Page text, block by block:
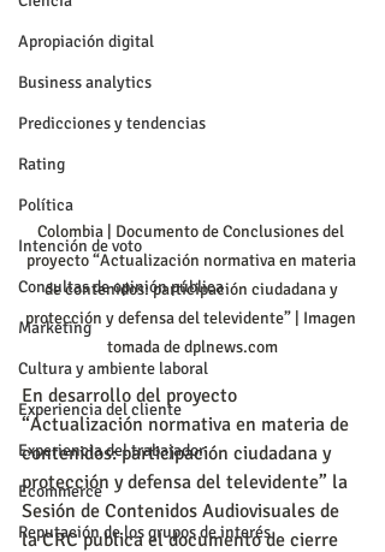
Apropiación digital
Business analytics
Predicciones y tendencias
Rating
Política
Intención de voto
Consultas de opinión pública
Marketing
Cultura y ambiente laboral
Experiencia del cliente
Experiencia del trabajador
Ecommerce
Reputación de los grupos de interés
Colombia | Documento de Conclusiones del
proyecto “Actualización normativa en materia
de contenidos: participación ciudadana y
protección y defensa del televidente” | Imagen
tomada de dplnews.com
En desarrollo del proyecto
“Actualización normativa en materia de
contenidos: participación ciudadana y
protección y defensa del televidente” la
Sesión de Contenidos Audiovisuales de
la CRC publica el documento de cierre